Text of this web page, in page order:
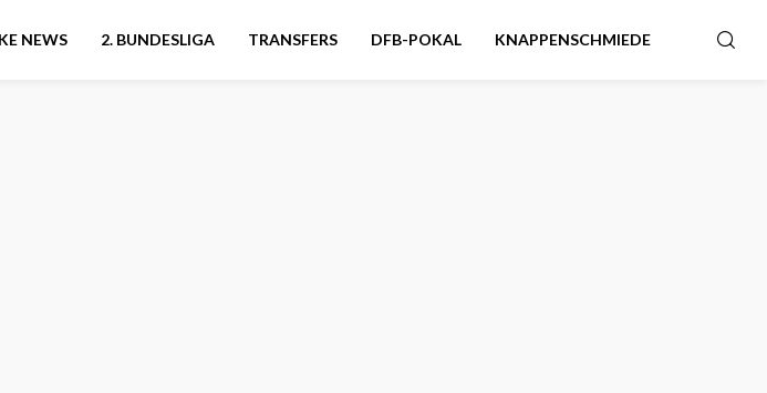
NEWS 2. BUNDESLIGA TRANSFERS DFB-POKAL KNAPPENSCHMIEDE